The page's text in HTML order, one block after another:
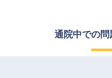
通院中での問